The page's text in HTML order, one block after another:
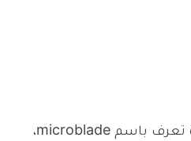
ويتم استخدام جهاز أو أداة تعرف باسم microblade،